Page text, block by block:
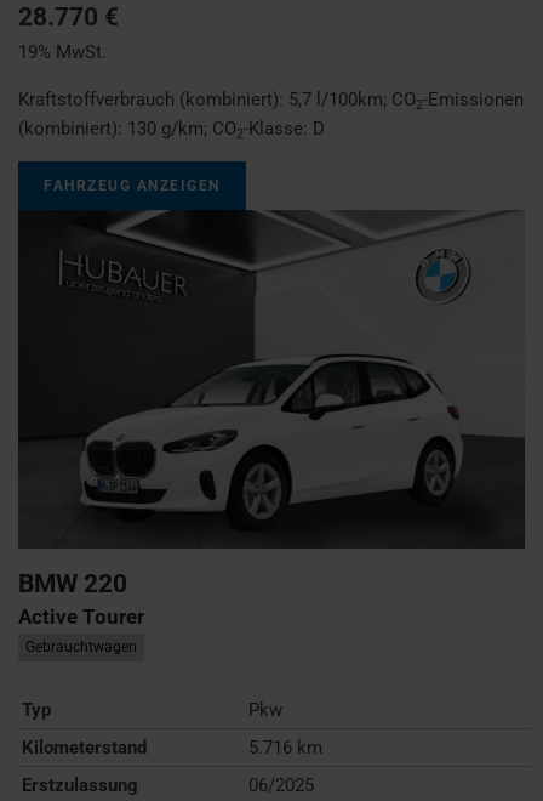
28.770 €
19% MwSt.
Kraftstoffverbrauch (kombiniert): 5,7 l/100km; CO2-Emissionen
(kombiniert): 130 g/km; CO2-Klasse: D
FAHRZEUG ANZEIGEN
BMW 220
Active Tourer
Gebrauchtwagen
Typ
Pkw
Kilometerstand
5.716 km
Erstzulassung
06/2025